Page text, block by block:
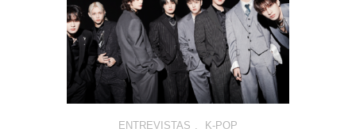
ENTREVISTAS , K-POP